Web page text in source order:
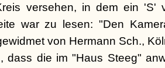
versehen, in dem ein 'S'
war zu lesen: "Den
von Hermann Sch.,
dass die im "Haus Steeg"